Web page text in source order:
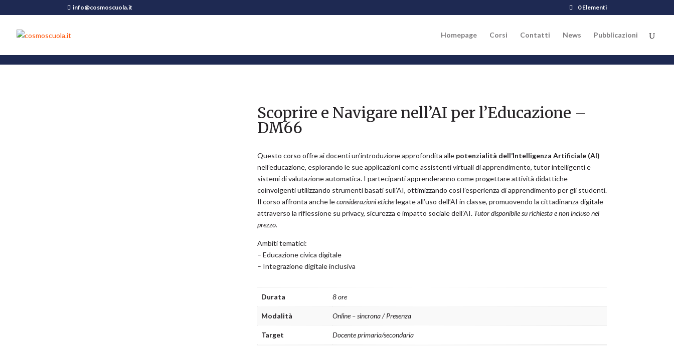
info@cosmoscuola.it 0 Elementi
Homepage Corsi Contatti News Pubblicazioni
Scoprire e Navigare nell’AI per l’Educazione –
DM66
Questo corso offre ai docenti un’introduzione approfondita alle potenzialità dell’Intelligenza Artificiale (AI)
nell’educazione, esplorando le sue applicazioni come assistenti virtuali di apprendimento, tutor intelligenti e
sistemi di valutazione automatica. I partecipanti apprenderanno come progettare attività didattiche
coinvolgenti utilizzando strumenti basati sull’AI, ottimizzando così l’esperienza di apprendimento per gli studenti.
Il corso affronta anche leconsiderazioni etichelegate all’uso dell’AI in classe, promuovendo la cittadinanza digitale
attraverso la riflessione su privacy, sicurezza e impatto sociale dell’AI. Tutor disponibile su richiesta e non incluso nel
prezzo.
Ambiti tematici:
– Educazione civica digitale
– Integrazione digitale inclusiva
Durata 8 ore
Modalità Online – sincrona / Presenza
Target Docente primaria/secondaria